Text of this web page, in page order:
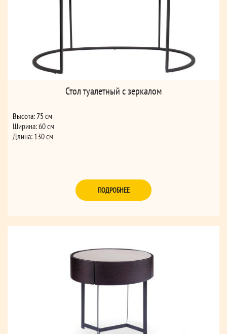
Стол туалетный с зеркалом
Высота: 75 см
Ширина: 60 см
Длина: 130 см
ПОДРОБНЕЕ